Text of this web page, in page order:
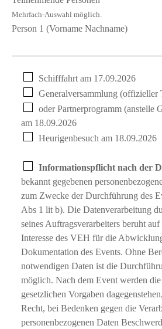
Mehrfach-Auswahl möglich.
Person 1 (Vorname Nachname)
Schifffahrt am 17.09.2026
Generalversammlung (offizieller
oder Partnerprogramm (anstelle
am 18.09.2026
Heurigenbesuch am 18.09.2026
Informationspflicht nach der
bekannt gegebenen
zum Zwecke der Durchführung des
Abs 1 lit b). Die Datenverarbeitung
seines Auftragsverarbeiters beruht
Interesse des VEH für die
Dokumentation des Events. Ohne
notwendigen Daten ist die
möglich. Nach dem Event werden
gesetzlichen Vorgaben
Recht, bei Bedenken gegen die
personenbezogenen Daten